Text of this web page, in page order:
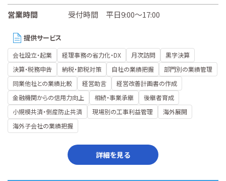
営業時間
受付時間 平日9:00～17:00
提供サービス
会社設立・起業 経理事務の省力化・DX 月次訪問
黒字決算
決算・税務申告
納税・節税対策 自社の業績把握
部門別の業績管理
同業他社との業績比較
経営助言
経営改善計画書の作成
金融機関からの信用力向上
相続・事業承継
後継者育成
小規模共済・倒産防止共済
現場別の工事利益管理
海外展開
海外子会社の業績把握
詳細を見る